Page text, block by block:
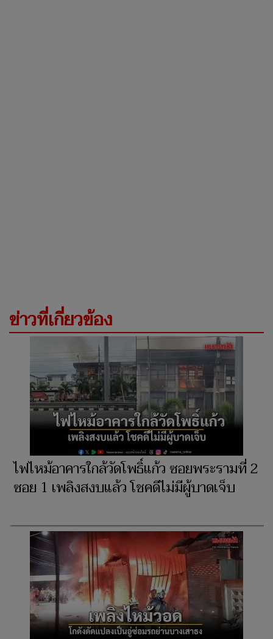
ข่าวที่เกี่ยวข้อง
ไฟไหม้อาคารใกล้วัดโพธิ์แก้ว ซอยพระรามที่ 2
ซอย 1 เพลิงสงบแล้ว โชคดีไม่มีผู้บาดเจ็บ